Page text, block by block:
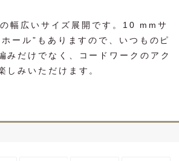
幅広いサイズ展開です。10 mmサ
ール”もありますので、いつものピ
みだけでなく、コードワークのアク
しみいただけます。